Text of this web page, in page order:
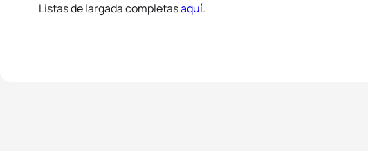
Listas de largada completasaquí.